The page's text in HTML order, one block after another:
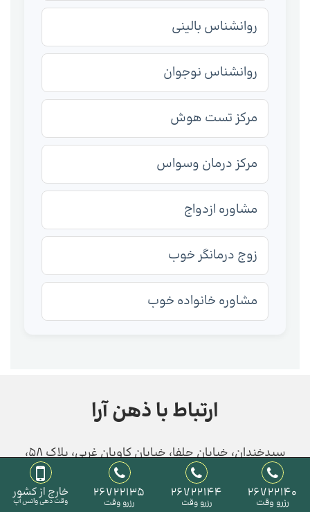
26722140
رزرو وقت
26722144
رزرو وقت
26722135
رزرو وقت
خارج از کشور
وقت دهی واتس آپ
روانشناس بالینی
روانشناس نوجوان
مرکز تست هوش
مرکز درمان وسواس
مشاوره ازدواج
زوج درمانگر خوب
مشاوره خانواده خوب
ارتباط با ذهن آرا
سیدخندان، خیابان جلفا، خیابان کاویان غربی، پلاک 58،
مرکز مشاوره روانشناسی ذهن آرا
02126722140
02126722144
02126722135